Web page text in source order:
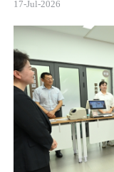
17-Jul-2026